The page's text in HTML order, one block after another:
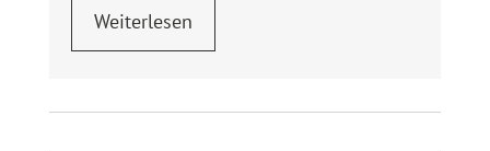
Weiterlesen